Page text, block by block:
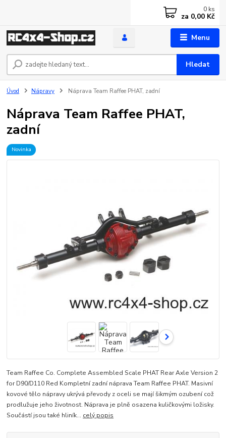
Menu
Hledat
0 ks
za 0,00 Kč
Úvod Nápravy Náprava Team Raffee PHAT, zadní
Náprava Team Raffee PHAT,
zadní
Novinka
Team Raffee Co. Complete Assembled Scale PHAT Rear Axle Version 2
for D90/D110 Red Kompletní zadní náprava Team Raffee PHAT. Masivní
kovové tělo nápravy ukrývá převody z oceli se mají šikmým ozubení což
prodlužuje jeho životnost. Náprava je plně osazena kuličkovými ložisky.
Součástí jsou také hliník... celý popis